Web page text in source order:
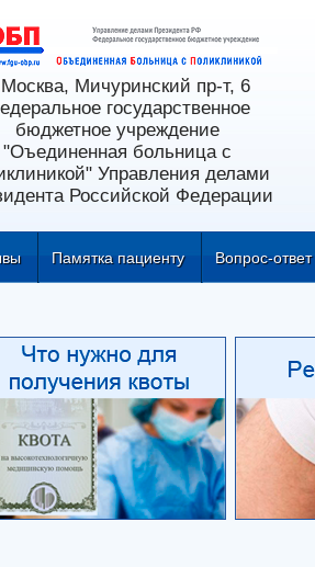
Москва, Мичуринский пр-т, 6
государственное
бюджетное учреждение
"Оъединенная больница с
Управления делами
Российской Федерации
Памятка пациенту Вопрос-ответ